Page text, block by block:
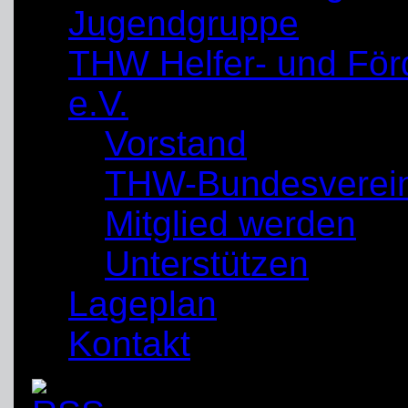
Jugendgruppe
THW Helfer- und
e.V.
Vorstand
THW-
Mitglied werden
Unterstützen
Lageplan
Kontakt